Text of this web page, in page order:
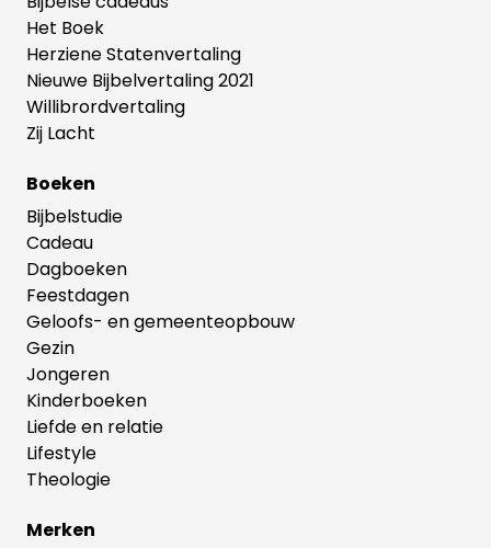
Het Boek
Herziene Statenvertaling
Nieuwe Bijbelvertaling 2021
Willibrordvertaling
Zij Lacht
Boeken
Bijbelstudie
Cadeau
Dagboeken
Feestdagen
Geloofs- en gemeenteopbouw
Gezin
Jongeren
Kinderboeken
Liefde en relatie
Lifestyle
Theologie
Merken